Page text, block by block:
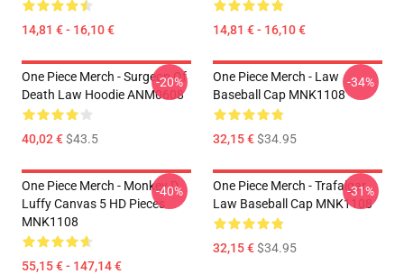
14,81 € - 16,10 € 14,81 € - 16,10 €
One Piece Merch - Surgeon Of
Death Law Hoodie ANM0608
40,02 €$43.5
-20%
One Piece Merch - Law
Baseball Cap MNK1108
32,15 €$34.95
-34%
One Piece Merch - Monkey D.
Luffy Canvas 5 HD Pieces
MNK1108
55,15 € - 147,14 €
-40%
One Piece Merch - Trafalgar
Law Baseball Cap MNK1108
32,15 €$34.95
-31%